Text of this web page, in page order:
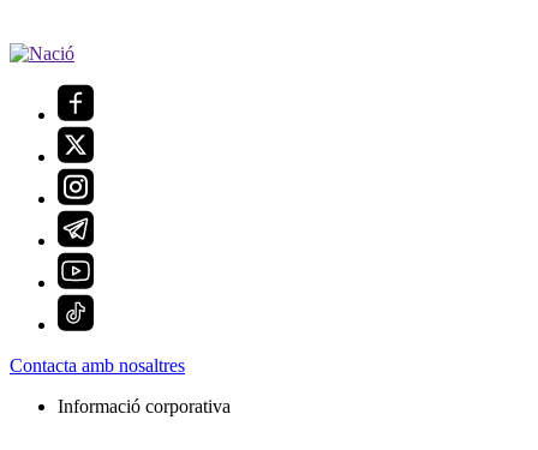
Contacta amb nosaltres
Informació corporativa